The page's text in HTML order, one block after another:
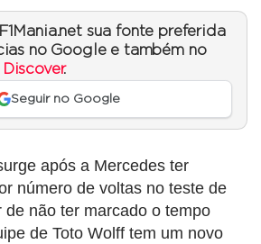
sua fonte preferida
no Google e também no
.
Seguir no Google
após a Mercedes ter
número de voltas no teste de
de não ter marcado o tempo
de Toto Wolff tem um novo